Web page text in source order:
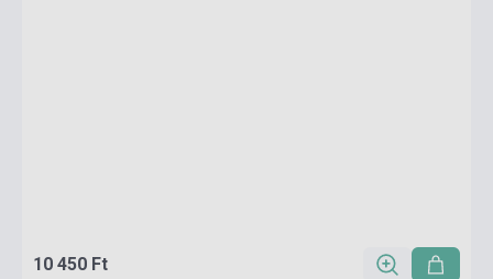
10 450 Ft